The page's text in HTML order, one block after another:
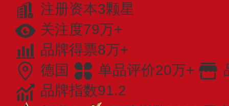
注册资本3颗星
关注度79万+
品牌得票8万+
德国
单品评价20万+
品牌指数91.2